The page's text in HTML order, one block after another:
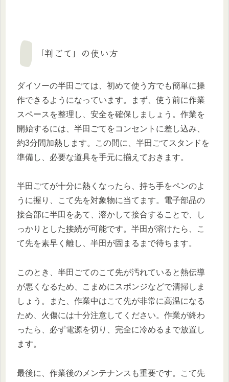
「判ごて」の使い方
ダイソーの半田ごては、初めて使う方でも簡単に操
作できるようになっています。まず、使う前に作業
スペースを整理し、安全を確保しましょう。作業を
開始するには、半田ごてをコンセントに差し込み、
約3分間加熱します。この間に、半田ごてスタンドを
準備し、必要な道具を手元に揃えておきます。
半田ごてが十分に熱くなったら、持ち手をペンのよ
うに握り、こて先を対象物に当てます。電子部品の
接合部に半田をあて、溶かして接合することで、し
っかりとした接続が可能です。半田が溶けたら、こ
て先を素早く離し、半田が固まるまで待ちます。
このとき、半田ごてのこて先が汚れていると熱伝導
が悪くなるため、こまめにスポンジなどで清掃しま
しょう。また、作業中はこて先が非常に高温になる
ため、火傷には十分注意してください。作業が終わ
ったら、必ず電源を切り、完全に冷めるまで放置し
ます。
最後に、作業後のメンテナンスも重要です。こて先